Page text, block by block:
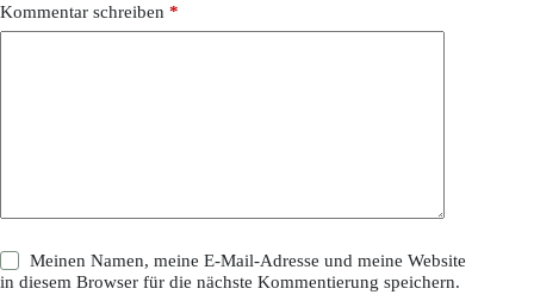
Kommentar schreiben *
Meinen Namen, meine E-Mail-Adresse und meine Website
in diesem Browser für die nächste Kommentierung speichern.